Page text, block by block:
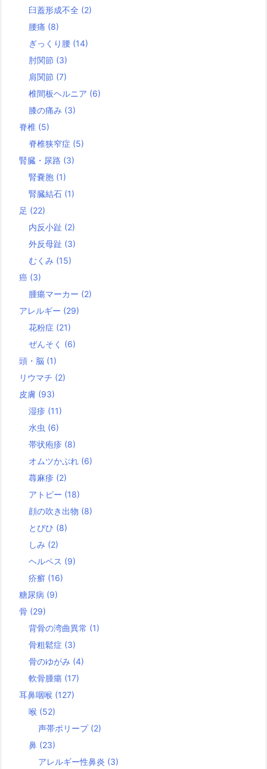
臼蓋形成不全 (2)
腰痛 (8)
ぎっくり腰 (14)
肘関節 (3)
肩関節 (7)
椎間板ヘルニア (6)
膝の痛み (3)
脊椎 (5)
脊椎狭窄症 (5)
腎臓・尿路 (3)
腎嚢胞 (1)
腎臓結石 (1)
足 (22)
内反小趾 (2)
外反母趾 (3)
むくみ (15)
癌 (3)
腫瘍マーカー (2)
アレルギー (29)
花粉症 (21)
ぜんそく (6)
頭・脳 (1)
リウマチ (2)
皮膚 (93)
湿疹 (11)
水虫 (6)
帯状疱疹 (8)
オムツかぶれ (6)
蕁麻疹 (2)
アトピー (18)
顔の吹き出物 (8)
とびひ (8)
しみ (2)
ヘルペス (9)
疥癬 (16)
糖尿病 (9)
骨 (29)
背骨の湾曲異常 (1)
骨粗鬆症 (3)
骨のゆがみ (4)
軟骨腫瘍 (17)
耳鼻咽喉 (127)
喉 (52)
声帯ポリープ (2)
鼻 (23)
アレルギー性鼻炎 (3)